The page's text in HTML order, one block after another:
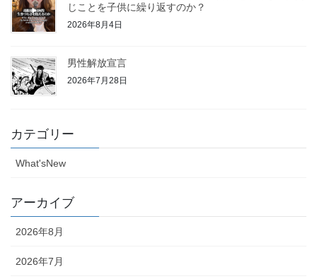
じことを子供に繰り返すのか？
2026年8月4日
男性解放宣言
2026年7月28日
カテゴリー
What'sNew
アーカイブ
2026年8月
2026年7月